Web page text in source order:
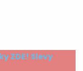
ZDE! Slevy